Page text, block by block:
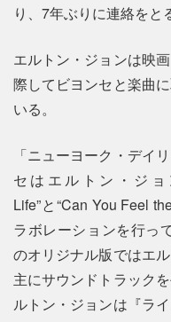
り、7年ぶりに連絡をと
エルトン・ジョンは映
際してビヨンセと楽曲
いる。
「ニューヨーク・デイ
セはエルトン・ジョ
Life”と“Can You Feel
ラボレーションを行っ
のオリジナル版ではエ
主にサウンドトラック
ルトン・ジョンは『ラ